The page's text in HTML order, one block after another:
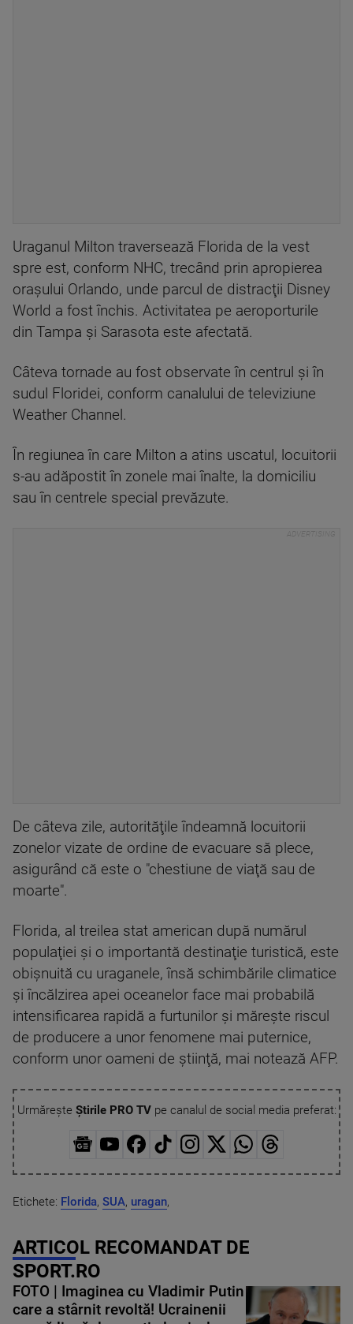
Uraganul Milton traversează Florida de la vest
spre est, conform NHC, trecând prin apropierea
oraşului Orlando, unde parcul de distracţii Disney
World a fost închis. Activitatea pe aeroporturile
din Tampa şi Sarasota este afectată.
Câteva tornade au fost observate în centrul şi în
sudul Floridei, conform canalului de televiziune
Weather Channel.
În regiunea în care Milton a atins uscatul, locuitorii
s-au adăpostit în zonele mai înalte, la domiciliu
sau în centrele special prevăzute.
De câteva zile, autorităţile îndeamnă locuitorii
zonelor vizate de ordine de evacuare să plece,
asigurând că este o "chestiune de viaţă sau de
moarte".
Florida, al treilea stat american după numărul
populaţiei şi o importantă destinaţie turistică, este
obişnuită cu uraganele, însă schimbările climatice
şi încălzirea apei oceanelor face mai probabilă
intensificarea rapidă a furtunilor şi măreşte riscul
de producere a unor fenomene mai puternice,
conform unor oameni de ştiinţă, mai notează AFP.
Urmărește Știrile PRO TVpe canalul de social media preferat:
Etichete: Florida, SUA, uragan,
ARTICOL RECOMANDAT DE
SPORT.RO
FOTO | Imaginea cu Vladimir Putin
care a stârnit revoltă! Ucrainenii